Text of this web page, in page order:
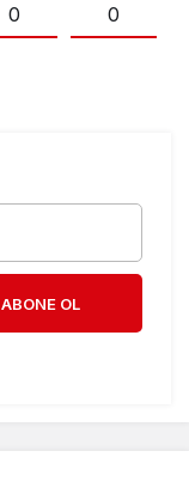
0 0
ABONE OL